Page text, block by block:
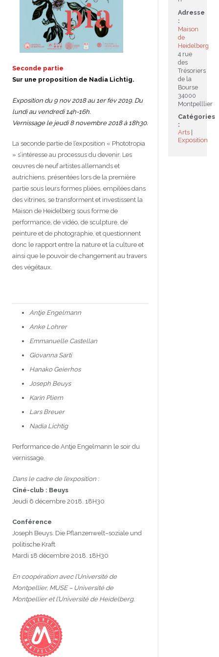
Niveaux de base
Perfectionnement
Atelier de chant
Formation professionnelle
Cours enfants / ados
Cours particuliers
Centre d’examens
Inscriptions et tarifs
Infos profs d’allemand
Matériel pédagogique
Infos pour les parents
AbiBac
Cercle de lecture
Onleihe – Prêt en ligne
écolotude
Conseil de mobilité
Point info
Volontariat écologique
Parcourir les annonces
Rédiger une annonce
Brieffreunde@correspondants
Classe@Klasse
Anmeldung für deutsche Klassen
Actualités
Notre équipe
Equipe de Montpellier
Jumelage Heidelberg / Montpellier
Maison de Montpellier
Partenaires institutionnels
Coopérations culturelles et pédagogiques
Réseau d’affaires
Liens utiles
Les Mystères de Heidelberg
Seconde partie
Sur une proposition de Nadia Lichtig.
Exposition du 9 nov 2018 au 1er fév 2019. Du
lundi au vendredi 14h-16h.
Vernissage le jeudi 8 novembre 2018 à 18h30.
La seconde partie de l’exposition « Phototropia
» s’intéresse au processus du devenir. Les
œuvres de neuf artistes allemands et
autrichiens, présentées lors de la première
partie sous leurs formes pliées, empilées dans
des vitrines, se transforment et investissent la
Maison de Heidelberg sous forme de
performance, de vidéo, de sculpture, de
peinture et de photographie, et questionnent
donc le rapport entre la nature et la culture et
ainsi que le pouvoir de changement au travers
des végétaux.
Antje Engelmann
Anke Lohrer
Emmanuelle Castellan
Giovanna Sarti
Hanako Geierhos
Joseph Beuys
Karin Pliem
Lars Breuer
Nadia Lichtig
Performance de Antje Engelmann le soir du
vernissage.
Dans le cadre de l’exposition :
Ciné-club : Beuys
Jeudi 6 décembre 2018. 18H30
Conférence
Joseph Beuys. Die Pflanzenwelt–soziale und
politische Kraft
Mardi 18 décembre 2018. 18H30
En coopération avec l’Université de
Montpellier, MUSE – Université de
Montpellier et l’Université de Heidelberg.
Adresse
:
Maison
de
Heidelberg
4 rue
des
Trésoriers
de la
Bourse
34000
Montpelllier
Catégories
:
Arts
Exposition